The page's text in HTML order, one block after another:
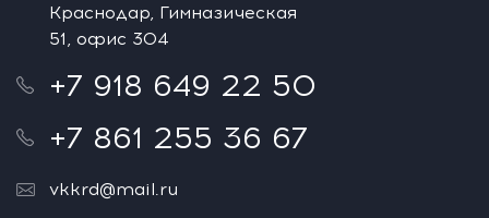
Краснодар, Гимназическая
51, офис 304
+7 918 649 22 50
+7 861 255 36 67
vkkrd@mail.ru